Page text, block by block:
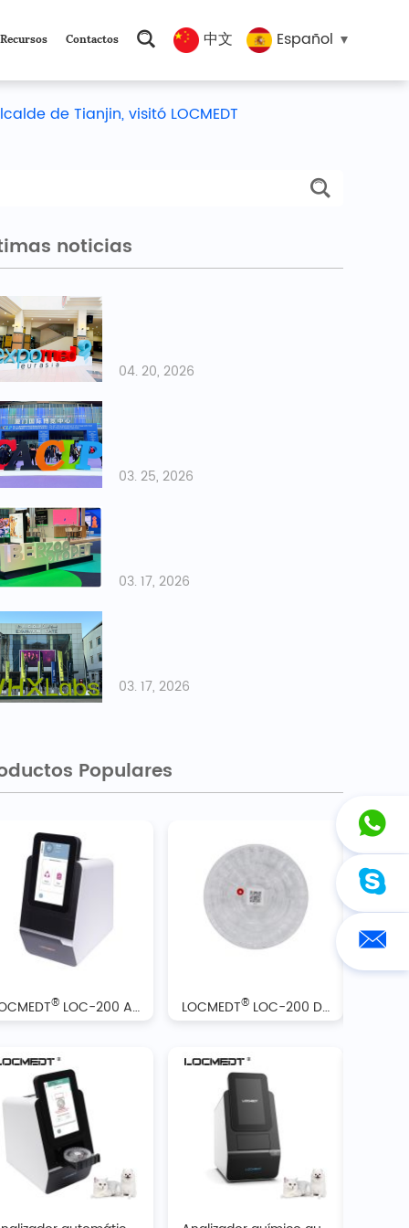
Contactos 中文 Español
de Tianjin, visitó LOCMEDT
noticias
04. 20, 2026
03. 25, 2026
03. 17, 2026
03. 17, 2026
Populares
® LOC-200 Analizador automático de bioquímica LOCMEDT® LOC-200 Discos reactivos del analizador bioquímico automático